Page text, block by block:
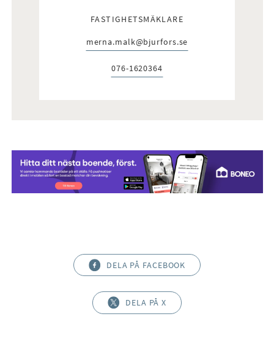
FASTIGHETSMÄKLARE
E-post:
merna.malk@bjurfors.se
Telefon:
076-1620364
DELA PÅ FACEBOOK
DELA PÅ X